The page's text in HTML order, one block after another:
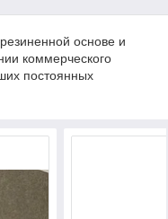
основе и
коммерческого
постоянных